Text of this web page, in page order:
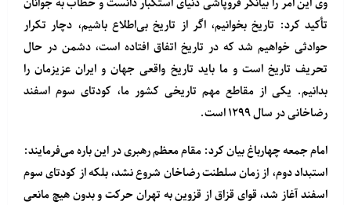
وی این امر را بیانگر فروپاشی دنیای استکبار دانست و خطاب به جوانان
تأکید کرد: تاریخ بخوانیم، اگر از تاریخ بی‌اطلاع باشیم، دچار تکرار
حوادثی خواهیم شد که در تاریخ اتفاق افتاده است، دشمن در حال
تحریف تاریخ است و ما باید تاریخ واقعی جهان و ایران عزیزمان را
بدانیم. یکی از مقاطع مهم تاریخی کشور ما، کودتای سوم اسفند
رضاخانی در سال ۱۲۹۹ است.
امام جمعه چهارباغ بیان کرد: مقام معظم رهبری در این باره می‌فرمایند:
استبداد دوم، از زمان سلطنت رضاخان شروع نشد، بلکه از کودتای سوم
اسفند آغاز شد، قوای قزاق از قزوین به تهران حرکت و بدون هیچ مانعی